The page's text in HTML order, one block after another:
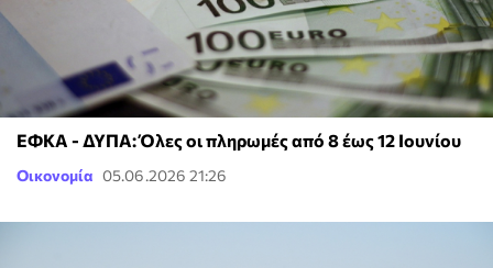
ΕΦΚΑ - ΔΥΠΑ: Όλες οι πληρωμές από 8 έως 12 Ιουνίου
Οικονομία 05.06.2026 21:26